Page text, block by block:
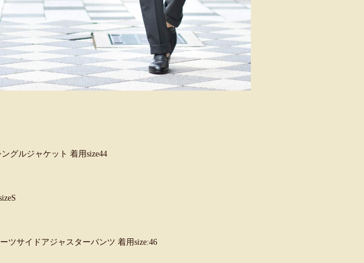
グルジャケット 着用size44
ツサイドアジャスターパンツ 着用size:46